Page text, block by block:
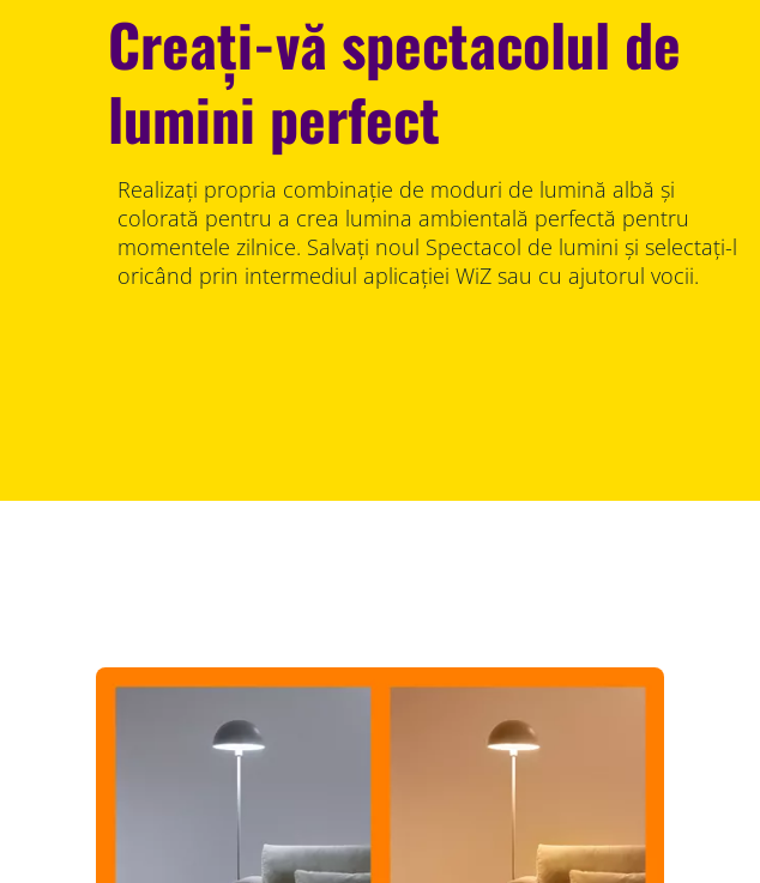
Creați-vă spectacolul de
lumini perfect
Realizați propria combinație de moduri de lumină albă și
colorată pentru a crea lumina ambientală perfectă pentru
momentele zilnice. Salvați noul Spectacol de lumini și selectați-l
oricând prin intermediul aplicației WiZ sau cu ajutorul vocii.